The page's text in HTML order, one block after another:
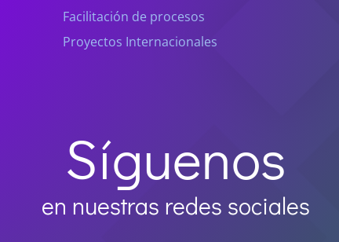
Facilitación de procesos
Proyectos Internacionales
Síguenos
en nuestras redes sociales